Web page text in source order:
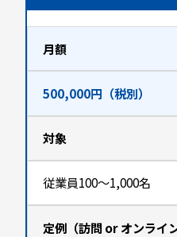
月額
500,000円（税別）
対象
従業員100〜1,000名
定例（訪問 or オンライン